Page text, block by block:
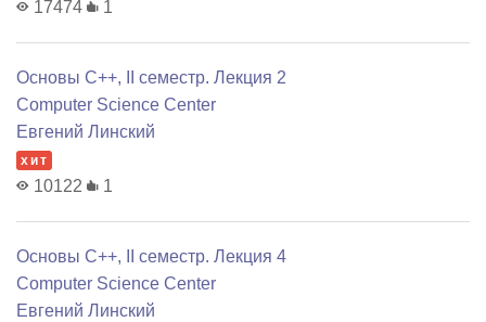
17474 1
Основы C++, II семестр. Лекция 2
Computer Science Center
Евгений Линский
хит
10122 1
Основы C++, II семестр. Лекция 4
Computer Science Center
Евгений Линский